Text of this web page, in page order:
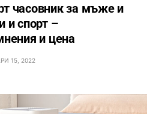
часовник за мъже и
и спорт –
и цена
15, 2022